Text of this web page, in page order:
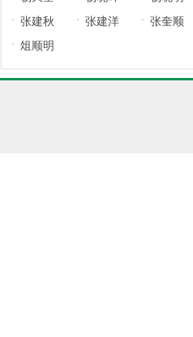
13/11/06 13/11/06 13/11/06
张建秋
13/11/06
张建洋 张奎顺
俎顺明